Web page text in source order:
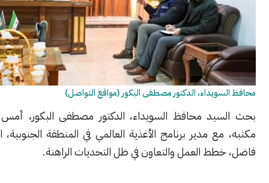
الدكتور مصطفى البكور (مواقع التواصل)
محافظ السويداء، الدكتور مصطفى البكور، أمس الثلاثاء، في
مدير برنامج الأغذية العالمي في المنطقة الجنوبية، السيد غيث
العمل والتعاون في ظل التحديات الراهنة.